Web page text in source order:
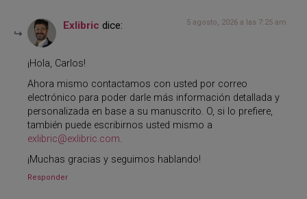
Exlibric dice: 5 agosto, 2026 a las 7:25 am
¡Hola, Carlos!
Ahora mismo contactamos con usted por correo
electrónico para poder darle más información detallada y
personalizada en base a su manuscrito. O, si lo prefiere,
también puede escribirnos usted mismo a
exlibric@exlibric.com.
¡Muchas gracias y seguimos hablando!
Responder